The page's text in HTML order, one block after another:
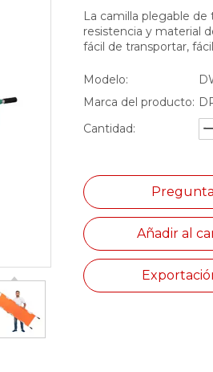
La camilla plegable
resistencia y material
fácil de transportar,
Modelo:
Marca del producto:
Cantidad:
Añadir al